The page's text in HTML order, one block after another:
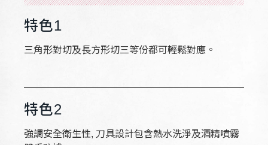
特色1
三角形對切及長方形切三等份都可輕鬆對應。
特色2
強調安全衛生性, 刀具設計包含熱水洗淨及酒精噴霧